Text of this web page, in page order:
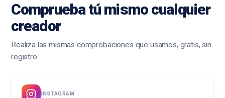
Comprueba tú mismo cualquier
creador
Realiza las mismas comprobaciones que usamos, gratis, sin
registro.
INSTAGRAM